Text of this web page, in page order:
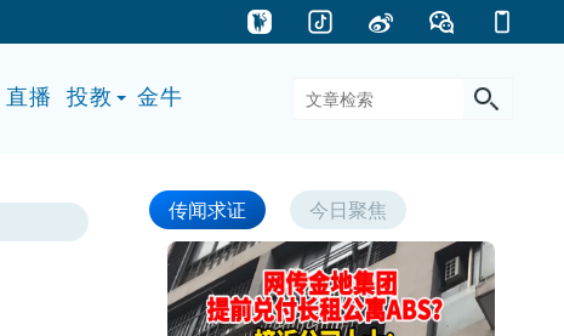
直播 投教 金牛
传闻求证 今日聚焦